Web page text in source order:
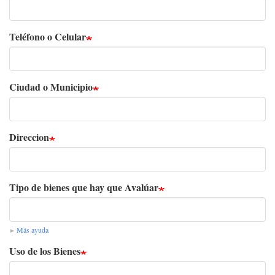
Teléfono o Celular
Ciudad o Municipio
Direccion
Tipo de bienes que hay que Avalúar
Más ayuda
Uso de los Bienes